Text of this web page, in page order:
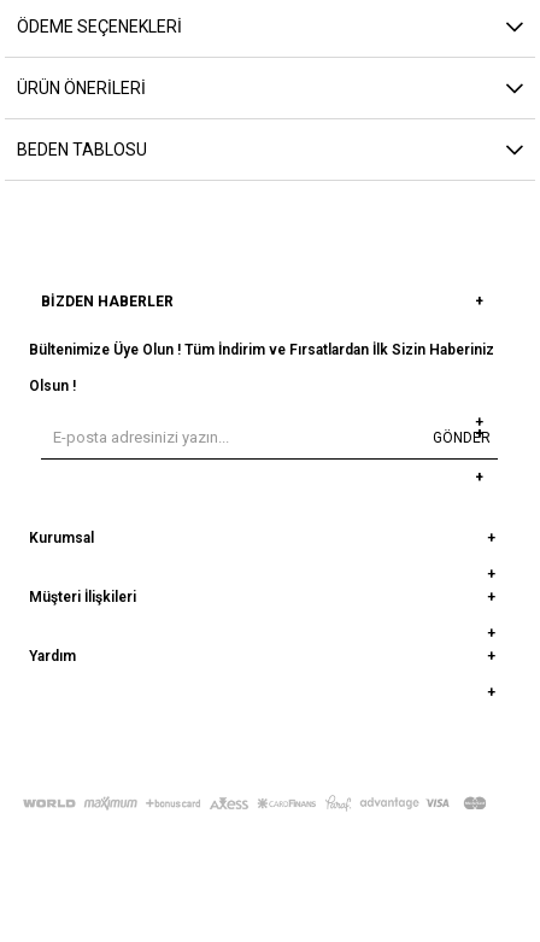
ÖDEME SEÇENEKLERI
ÜRÜN ÖNERILERI
BEDEN TABLOSU
BIZDEN HABERLER
Bültenimize Üye Olun ! Tüm İndirim ve Fırsatlardan İlk Sizin Haberiniz
Olsun !
GÖNDER
Kurumsal
Müşteri İlişkileri
Yardım